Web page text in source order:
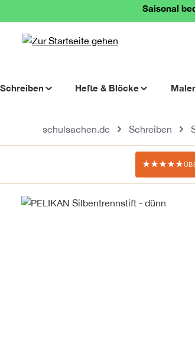
Zur Hauptnavigation springen
Saisonal
Schreiben Hefte & Blöcke
schulsachen.de Schreiben
★★★★★
Bildergalerie überspringen